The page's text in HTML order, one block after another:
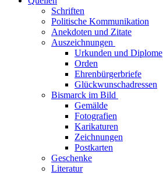
Schriften
Politische Kommunikation
Anekdoten und Zitate
Auszeichnungen
Urkunden und Diplome
Orden
Ehrenbürgerbriefe
Glückwunschadressen
Bismarck im Bild
Gemälde
Fotografien
Karikaturen
Zeichnungen
Postkarten
Geschenke
Literatur